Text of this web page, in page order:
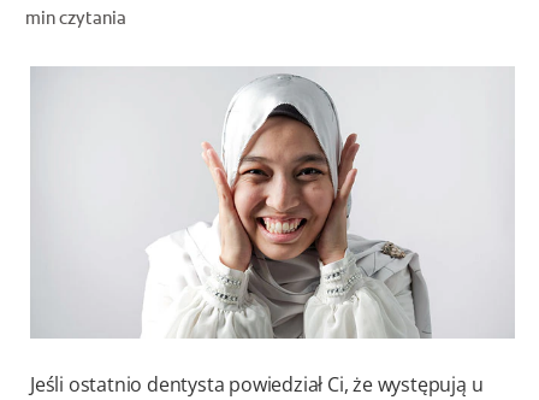
DLA PROFESJONALISTÓW
min czytania
Jeśli ostatnio dentysta powiedział Ci, że występują u